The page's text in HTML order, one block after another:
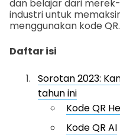
dan belajar dari
industri untuk
menggunakan kode QR.
Daftar isi
Sorotan 2023:
tahun ini
Kode QR
Kode QR AI